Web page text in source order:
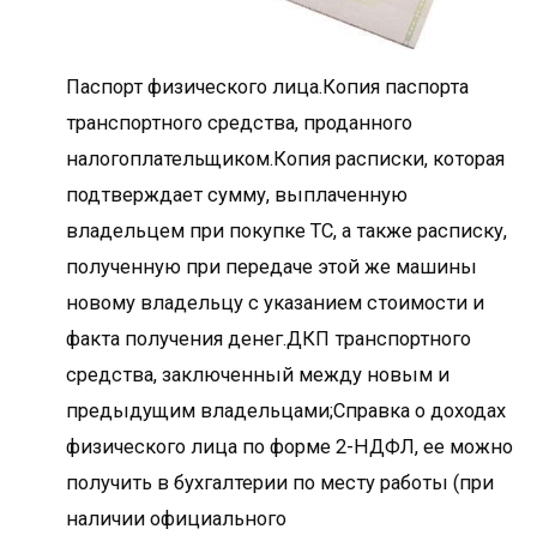
Паспорт физического лица.Копия паспорта
транспортного средства, проданного
налогоплательщиком.Копия расписки, которая
подтверждает сумму, выплаченную
владельцем при покупке ТС, а также расписку,
полученную при передаче этой же машины
новому владельцу с указанием стоимости и
факта получения денег.ДКП транспортного
средства, заключенный между новым и
предыдущим владельцами;Справка о доходах
физического лица по форме 2-НДФЛ, ее можно
получить в бухгалтерии по месту работы (при
наличии официального